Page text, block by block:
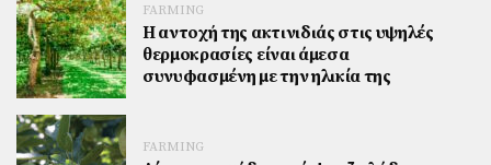
FARMING
Η αντοχή της ακτινιδιάς στις υψηλές
θερμοκρασίες είναι άμεσα
συνυφασμένη με την ηλικία της
FARMING